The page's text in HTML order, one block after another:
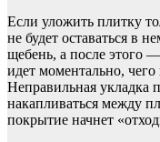
Если уложить плитку
не будет оставаться в
щебень, а после этого
идет моментально, чего
Неправильная укладка
накапливаться между
покрытие начнет